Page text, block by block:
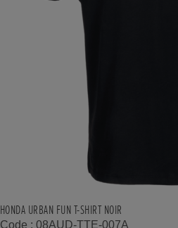
HONDA URBAN FUN T-SHIRT NOIR
Code : 08AUD-TTE-007A